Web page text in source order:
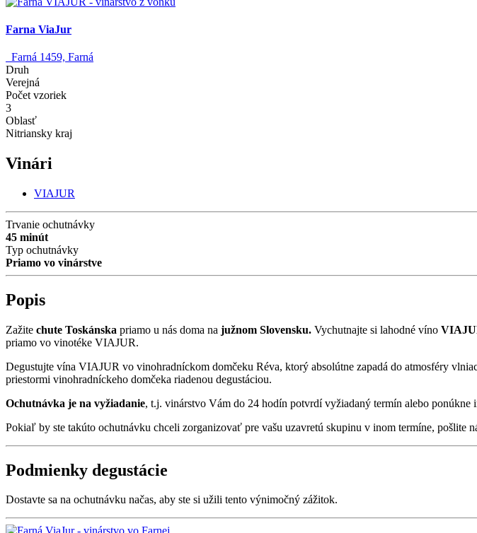
Farna ViaJur
Farná 1459, Farná
Druh
Verejná
Počet vzoriek
3
Oblasť
Nitriansky kraj
Vinári
VIAJUR
Trvanie ochutnávky
45 minút
Typ ochutnávky
Priamo vo vinárstve
Popis
Zažite chute Toskánska priamo u nás doma na južnom Slovensku. Vychutnajte si lahodné víno
priamo vo vinotéke VIAJUR.
Degustujte vína VIAJUR vo vinohradníckom domčeku Réva, ktorý absolútne zapadá do atmosféry
priestormi vinohradníckeho domčeka riadenou degustáciou.
Ochutnávka je na vyžiadanie, t.j. vinárstvo Vám do 24 hodín potvrdí vyžiadaný termín alebo ponúkne
Pokiaľ by ste takúto ochutnávku chceli zorganizovať pre vašu uzavretú skupinu v inom termíne, pošlite
Podmienky degustácie
Dostavte sa na ochutnávku načas, aby ste si užili tento výnimočný zážitok.